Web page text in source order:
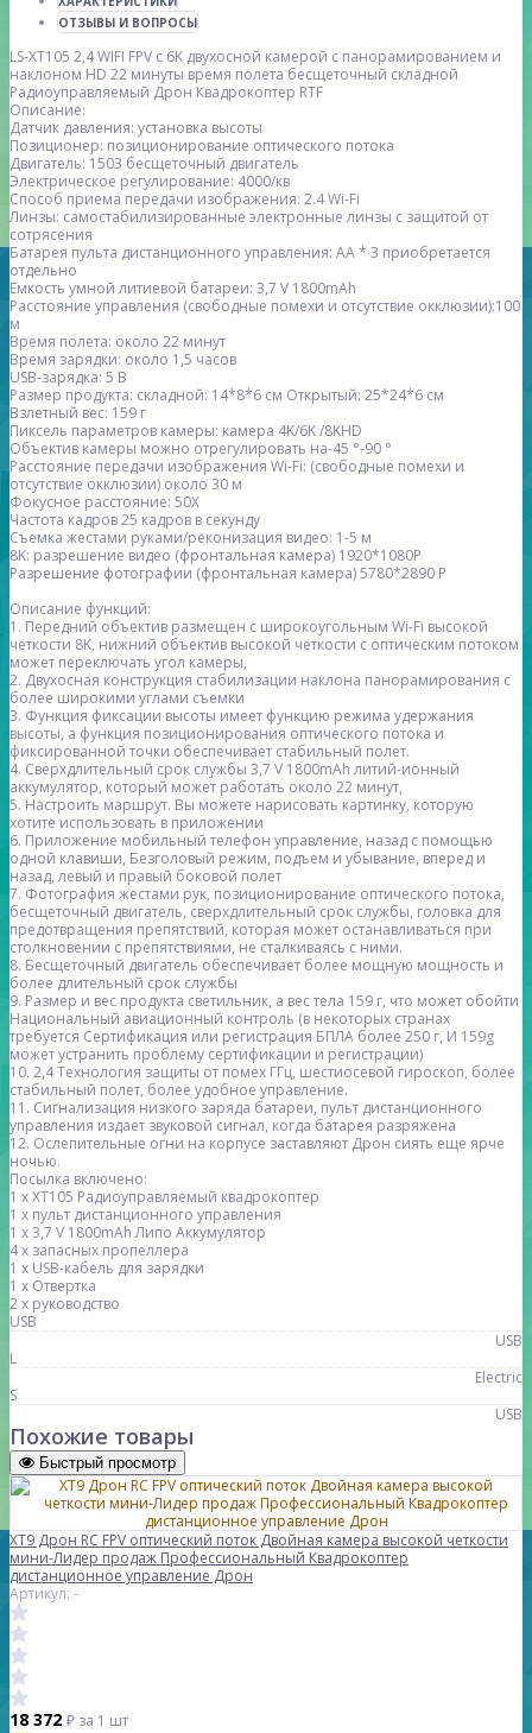
ОТЗЫВЫ И ВОПРОСЫ
LS-XT105 2,4 WIFI FPV с 6K двухосной камерой с панорамированием и
наклоном HD 22 минуты время полета бесщеточный складной
Радиоуправляемый Дрон Квадрокоптер RTF
Описание:
Датчик давления: установка высоты
Позиционер: позиционирование оптического потока
Двигатель: 1503 бесщеточный двигатель
Электрическое регулирование: 4000/кв
Способ приема передачи изображения: 2.4 Wi-Fi
Линзы: самостабилизированные электронные линзы с защитой от
сотрясения
Батарея пульта дистанционного управления: AA * 3 приобретается
отдельно
Емкость умной литиевой батареи: 3,7 V 1800mAh
Расстояние управления (свободные помехи и отсутствие окклюзии):100
м
Время полета: около 22 минут
Время зарядки: около 1,5 часов
USB-зарядка: 5 В
Размер продукта: складной: 14*8*6 см Открытый: 25*24*6 см
Взлетный вес: 159 г
Пиксель параметров камеры: камера 4K/6K /8KHD
Объектив камеры можно отрегулировать на-45 °-90 °
Расстояние передачи изображения Wi-Fi: (свободные помехи и
отсутствие окклюзии) около 30 м
Фокусное расстояние: 50X
Частота кадров 25 кадров в секунду
Съемка жестами руками/реконизация видео: 1-5 м
8K: разрешение видео (фронтальная камера) 1920*1080P
Разрешение фотографии (фронтальная камера) 5780*2890 P
Описание функций:
1. Передний объектив размещен с широкоугольным Wi-Fi высокой
четкости 8K, нижний объектив высокой четкости с оптическим потоком
может переключать угол камеры,
2. Двухосная конструкция стабилизации наклона панорамирования с
более широкими углами съемки
3. Функция фиксации высоты имеет функцию режима удержания
высоты, а функция позиционирования оптического потока и
фиксированной точки обеспечивает стабильный полет.
4. Сверхдлительный срок службы 3,7 V 1800mAh литий-ионный
аккумулятор, который может работать около 22 минут,
5. Настроить маршрут. Вы можете нарисовать картинку, которую
хотите использовать в приложении
6. Приложение мобильный телефон управление, назад с помощью
одной клавиши, Безголовый режим, подъем и убывание, вперед и
назад, левый и правый боковой полет
7. Фотография жестами рук, позиционирование оптического потока,
бесщеточный двигатель, сверхдлительный срок службы, головка для
предотвращения препятствий, которая может останавливаться при
столкновении с препятствиями, не сталкиваясь с ними.
8. Бесщеточный двигатель обеспечивает более мощную мощность и
более длительный срок службы
9. Размер и вес продукта светильник, а вес тела 159 г, что может обойти
Национальный авиационный контроль (в некоторых странах
требуется Сертификация или регистрация БПЛА более 250 г, И 159g
может устранить проблему сертификации и регистрации)
10. 2,4 Технология защиты от помех ГГц, шестиосевой гироскоп, более
стабильный полет, более удобное управление.
11. Сигнализация низкого заряда батареи, пульт дистанционного
управления издает звуковой сигнал, когда батарея разряжена
12. Ослепительные огни на корпусе заставляют Дрон сиять еще ярче
ночью.
Посылка включено:
1 х XT105 Радиоуправляемый квадрокоптер
1 х пульт дистанционного управления
1 х 3,7 V 1800mAh Липо Аккумулятор
4 х запасных пропеллера
1 х USB-кабель для зарядки
1 х Отвертка
2 х руководство
USB
USB
L
Electric
S
USB
Похожие товары
Быстрый просмотр
XT9 Дрон RC FPV оптический поток Двойная камера высокой четкости
мини-Лидер продаж Профессиональный Квадрокоптер
дистанционное управление Дрон
Артикул: -
18 372 ₽ за 1 шт